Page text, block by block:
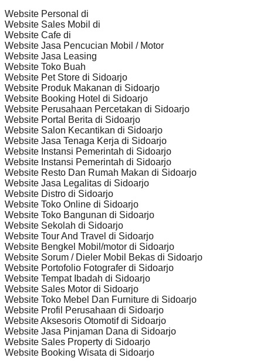
Website Personal di
Website Sales Mobil di
Website Cafe di
Website Jasa Pencucian Mobil / Motor
Website Jasa Leasing
Website Toko Buah
Website Pet Store di Sidoarjo
Website Produk Makanan di Sidoarjo
Website Booking Hotel di Sidoarjo
Website Perusahaan Percetakan di Sidoarjo
Website Portal Berita di Sidoarjo
Website Salon Kecantikan di Sidoarjo
Website Jasa Tenaga Kerja di Sidoarjo
Website Instansi Pemerintah di Sidoarjo
Website Instansi Pemerintah di Sidoarjo
Website Resto Dan Rumah Makan di Sidoarjo
Website Jasa Legalitas di Sidoarjo
Website Distro di Sidoarjo
Website Toko Online di Sidoarjo
Website Toko Bangunan di Sidoarjo
Website Sekolah di Sidoarjo
Website Tour And Travel di Sidoarjo
Website Bengkel Mobil/motor di Sidoarjo
Website Sorum / Dieler Mobil Bekas di Sidoarjo
Website Portofolio Fotografer di Sidoarjo
Website Tempat Ibadah di Sidoarjo
Website Sales Motor di Sidoarjo
Website Toko Mebel Dan Furniture di Sidoarjo
Website Profil Perusahaan di Sidoarjo
Website Aksesoris Otomotif di Sidoarjo
Website Jasa Pinjaman Dana di Sidoarjo
Website Sales Property di Sidoarjo
Website Booking Wisata di Sidoarjo